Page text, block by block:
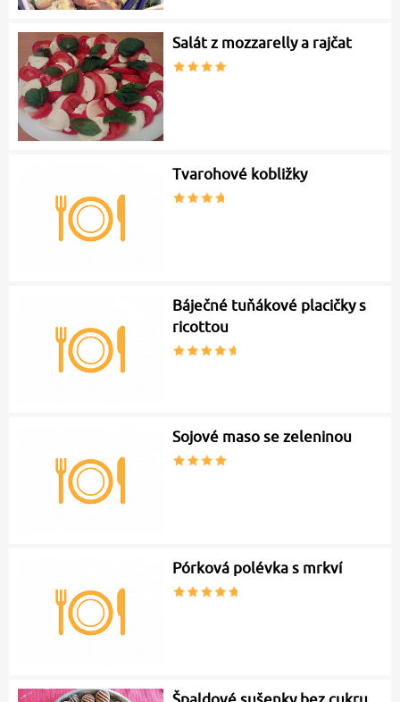
Salát z mozzarelly a rajčat
Tvarohové kobližky
Báječné tuňákové placičky s
ricottou
Sojové maso se zeleninou
Pórková polévka s mrkví